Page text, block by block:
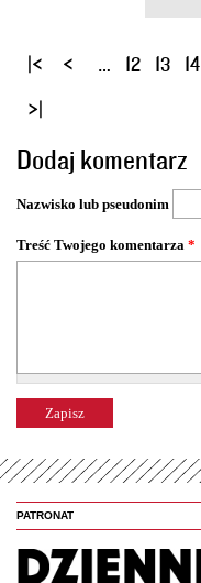
S
o
n
y
… 12 13 14
Dodaj komentarz
Nazwisko lub pseudonim
Treść Twojego komentarza *
PATRONAT